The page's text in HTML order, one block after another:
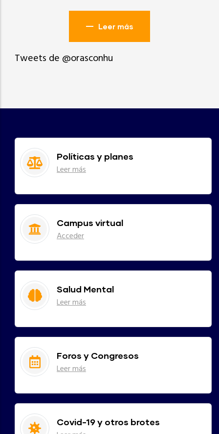
Leer más
Tweets de @orasconhu
Políticas y planes
Leer más
Campus virtual
Acceder
Salud Mental
Leer más
Foros y Congresos
Leer más
Covid-19 y otros brotes